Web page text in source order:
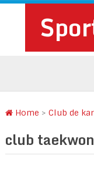
Home > Club de
club